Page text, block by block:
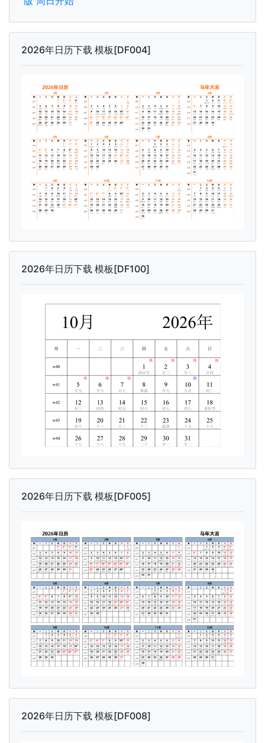
2026年日历下载 模板[DF004]
2026年日历下载 模板[DF100]
2026年日历下载 模板[DF005]
2026年日历下载 模板[DF008]